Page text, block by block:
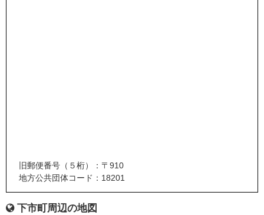
旧郵便番号（５桁）：〒910
地方公共団体コード：18201
下市町周辺の地図